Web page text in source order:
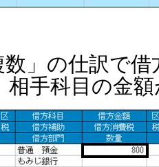
数」の仕訳で
相手科目の金